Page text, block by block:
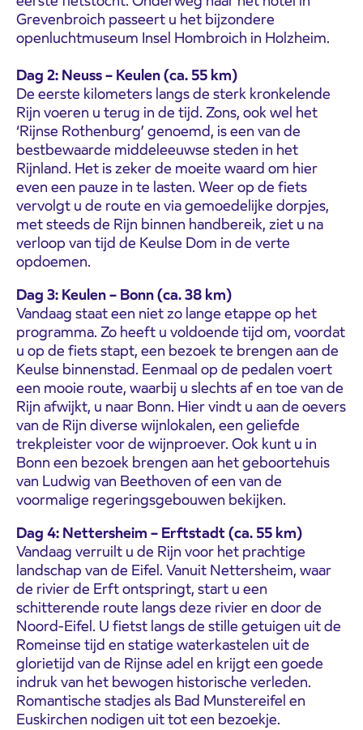
Grevenbroich passeert u het bijzondere
openluchtmuseum Insel Hombroich in Holzheim.
Dag 2: Neuss – Keulen (ca. 55 km)
De eerste kilometers langs de sterk kronkelende
Rijn voeren u terug in de tijd. Zons, ook wel het
‘Rijnse Rothenburg’ genoemd, is een van de
bestbewaarde middeleeuwse steden in het
Rijnland. Het is zeker de moeite waard om hier
even een pauze in te lasten. Weer op de fiets
vervolgt u de route en via gemoedelijke dorpjes,
met steeds de Rijn binnen handbereik, ziet u na
verloop van tijd de Keulse Dom in de verte
opdoemen.
Dag 3: Keulen – Bonn (ca. 38 km)
Vandaag staat een niet zo lange etappe op het
programma. Zo heeft u voldoende tijd om, voordat
u op de fiets stapt, een bezoek te brengen aan de
Keulse binnenstad. Eenmaal op de pedalen voert
een mooie route, waarbij u slechts af en toe van de
Rijn afwijkt, u naar Bonn. Hier vindt u aan de oevers
van de Rijn diverse wijnlokalen, een geliefde
trekpleister voor de wijnproever. Ook kunt u in
Bonn een bezoek brengen aan het geboortehuis
van Ludwig van Beethoven of een van de
voormalige regeringsgebouwen bekijken.
Dag 4: Nettersheim – Erftstadt (ca. 55 km)
Vandaag verruilt u de Rijn voor het prachtige
landschap van de Eifel. Vanuit Nettersheim, waar
de rivier de Erft ontspringt, start u een
schitterende route langs deze rivier en door de
Noord-Eifel. U fietst langs de stille getuigen uit de
Romeinse tijd en statige waterkastelen uit de
glorietijd van de Rijnse adel en krijgt een goede
indruk van het bewogen historische verleden.
Romantische stadjes als Bad Munstereifel en
Euskirchen nodigen uit tot een bezoekje.